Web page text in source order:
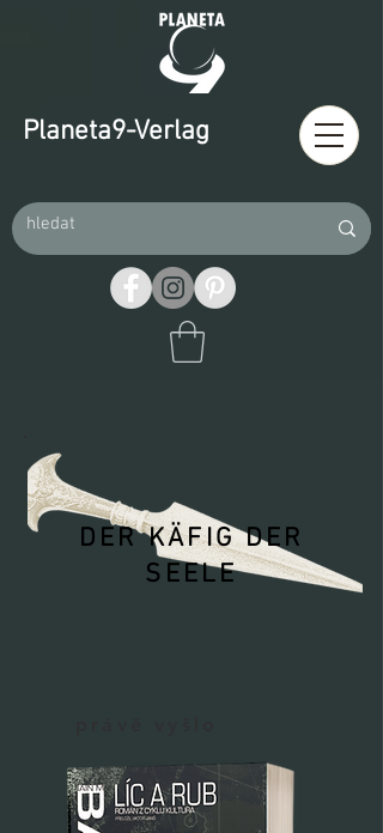
Planeta9-Verlag
DER KÄFIG DER
SEELE